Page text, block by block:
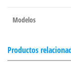
Modelos
Productos